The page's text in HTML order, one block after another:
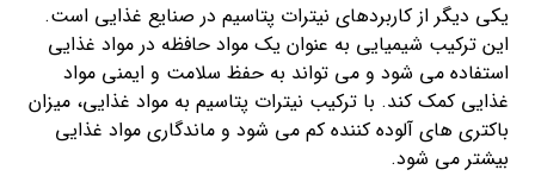
یکی دیگر از کاربردهای نیترات پتاسیم در صنایع غذایی است.
این ترکیب شیمیایی به عنوان یک مواد حافظه در مواد غذایی
استفاده می شود و می تواند به حفظ سلامت و ایمنی مواد
غذایی کمک کند. با ترکیب نیترات پتاسیم به مواد غذایی، میزان
باکتری های آلوده کننده کم می شود و ماندگاری مواد غذایی
بیشتر می شود.